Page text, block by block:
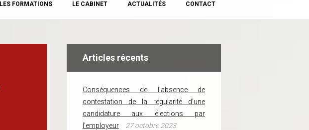
LES FORMATIONS LE CABINET ACTUALITÉS CONTACT
Articles récents
Conséquences de l’absence de
contestation de la régularité d’une
candidature aux élections par
l’employeur
27 octobre 2023